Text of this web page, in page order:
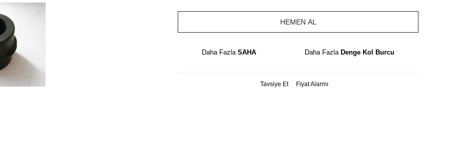
HEMEN AL
Daha FazlaSAHA Daha Fazla Denge Kol Burcu
Tavsiye Et Fiyat Alarmı